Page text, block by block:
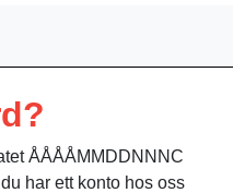
ÅÅÅÅMMDDNNNC
har ett konto hos oss